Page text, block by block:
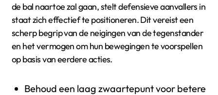
de bal naartoe zal gaan, stelt defensieve aanvallers in
staat zich effectief te positioneren. Dit vereist een
scherp begrip van de neigingen van de tegenstander
en het vermogen om hun bewegingen te voorspellen
op basis van eerdere acties.
Behoud een laag zwaartepunt voor betere